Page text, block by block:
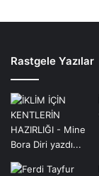
Rastgele Yazılar